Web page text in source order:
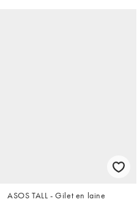
ASOS TALL - Gilet en laine